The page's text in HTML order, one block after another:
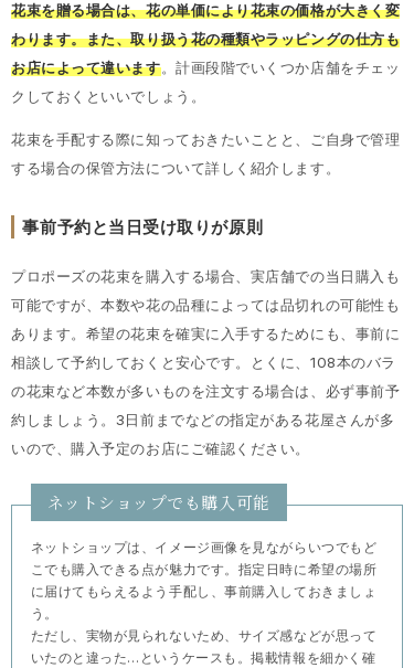
花束を贈る場合は、花の単価により花束の価格が大きく変
わります。また、取り扱う花の種類やラッピングの仕方も
お店によって違います。計画段階でいくつか店舗をチェッ
クしておくといいでしょう。
花束を手配する際に知っておきたいことと、ご自身で管理
する場合の保管方法について詳しく紹介します。
事前予約と当日受け取りが原則
プロポーズの花束を購入する場合、実店舗での当日購入も
可能ですが、本数や花の品種によっては品切れの可能性も
あります。希望の花束を確実に入手するためにも、事前に
相談して予約しておくと安心です。とくに、108本のバラ
の花束など本数が多いものを注文する場合は、必ず事前予
約しましょう。3日前までなどの指定がある花屋さんが多
いので、購入予定のお店にご確認ください。
ネットショップでも購入可能
ネットショップは、イメージ画像を見ながらいつでもど
こでも購入できる点が魅力です。指定日時に希望の場所
に届けてもらえるよう手配し、事前購入しておきましょ
う。
ただし、実物が見られないため、サイズ感などが思って
いたのと違った…というケースも。掲載情報を細かく確